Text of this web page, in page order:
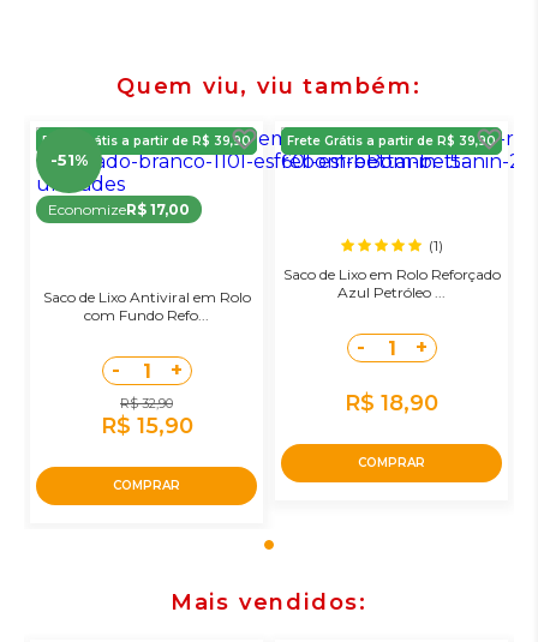
Quem viu, viu também
Frete Grátis a partir de R$ 39,90
-51%
EconomizeR$ 17,00
Saco de Lixo Antiviral em Rolo
com Fundo Refo...
- 1 +
R$ 32,90
R$ 15,90
COMPRAR
Frete Grátis a partir de R$ 39,90
(1)
Saco de Lixo em Rolo Reforçado
Azul Petróleo ...
- 1 +
R$ 18,90
COMPRAR
Mais vendidos